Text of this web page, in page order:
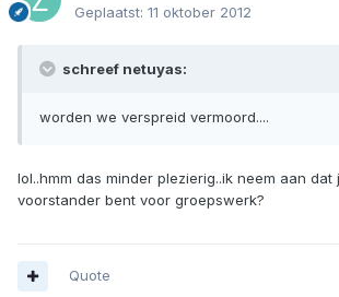
Geplaatst: 11 oktober 2012
schreef netuyas:
worden we verspreid vermoord....
lol..hmm das minder plezierig..ik neem aan dat
voorstander bent voor groepswerk?
Quote